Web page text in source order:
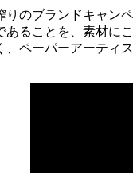
のブランドキャンペ
ることを、素材に
ペーパーアーティ